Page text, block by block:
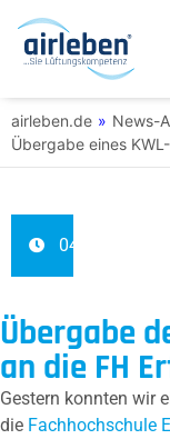
airleben.de » News-
Übergabe eines
04.08.2022
Übergabe
an die FH
Gestern konnten wir
die Fachhochschule